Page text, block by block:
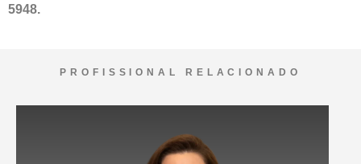
5948.
PROFISSIONAL RELACIONADO